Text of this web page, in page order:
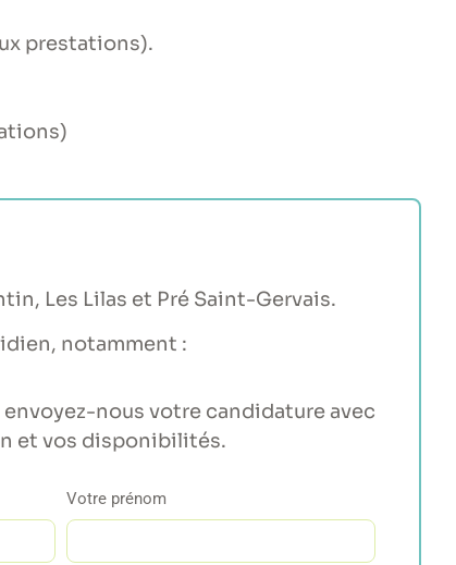
prestations).
Les Lilas et Pré Saint-Gervais.
notamment :
nous votre candidature avec
et vos disponibilités.
Votre prénom